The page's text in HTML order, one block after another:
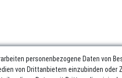
personenbezogene Daten von
von Drittanbietern einzubinden